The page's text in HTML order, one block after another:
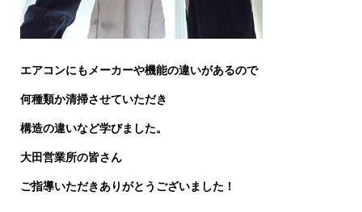
エアコンにもメーカーや機能の違いがあるので
何種類か清掃させていただき
構造の違いなど学びました。
大田営業所の皆さん
ご指導いただきありがとうございました！